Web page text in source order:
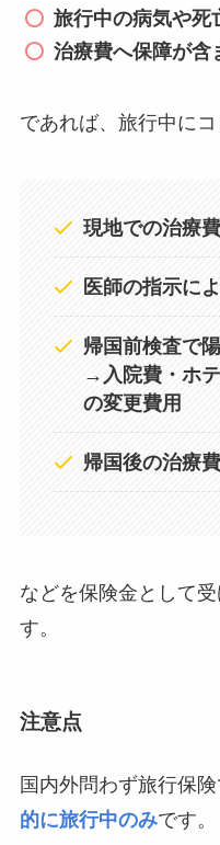
旅行中の病気や死
治療費へ保障が含
であれば、旅行中に
現地での治療費
医師の指示に
帰国前検査で
→ 入院費・ホ
の変更費用
帰国後の治療
などを保険金として
す。
注意点
国内外問わず旅行保
的に旅行中のみです。